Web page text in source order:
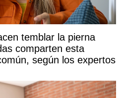
temblar la pierna
comparten esta
según los expertos